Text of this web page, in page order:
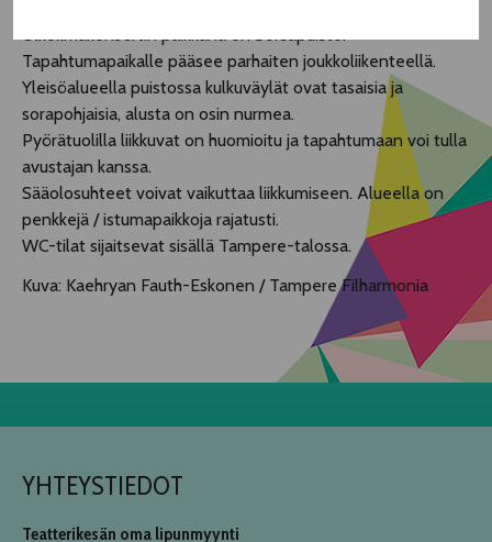
Ulkoilmakonsertin paikkana on Sorsapuisto.
Tapahtumapaikalle pääsee parhaiten joukkoliikenteellä.
Yleisöalueella puistossa kulkuväylät ovat tasaisia ja
sorapohjaisia, alusta on osin nurmea.
Pyörätuolilla liikkuvat on huomioitu ja tapahtumaan voi tulla
avustajan kanssa.
Sääolosuhteet voivat vaikuttaa liikkumiseen. Alueella on
penkkejä / istumapaikkoja rajatusti.
WC-tilat sijaitsevat sisällä Tampere-talossa.
Kuva: Kaehryan Fauth-Eskonen / Tampere Filharmonia
YHTEYSTIEDOT
Teatterikesän oma lipunmyynti